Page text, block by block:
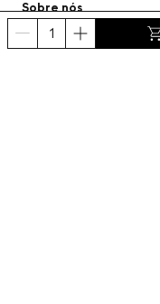
Sobre nós
Categorias
Contacto e ajuda